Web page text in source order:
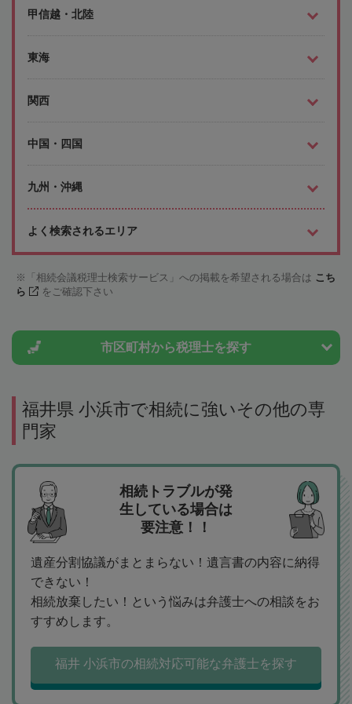
甲信越・北陸
東海
関西
中国・四国
九州・沖縄
よく検索されるエリア
「相続会議税理士検索サービス」への掲載を希望される場合は こち
ら
をご確認下さい
市区町村から税理士を探す
福井県 小浜市で相続に強いその他の専
門家
相続トラブルが発
生している場合は
要注意！！
遺産分割協議がまとまらない！遺言書の内容に納得
できない！
相続放棄したい！という悩みは弁護士への相談をお
すすめします。
福井 小浜市の相続対応可能な弁護士を探す